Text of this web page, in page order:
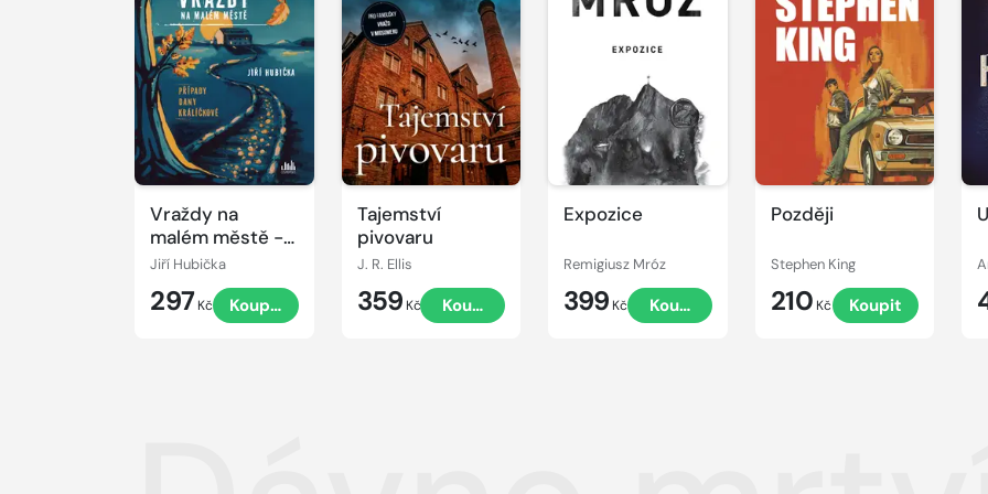
Vraždy na
malém městě -
Případy Dany
Králíčkové
Jiří Hubička
297Kč Koupit
Tajemství
pivovaru
J. R. Ellis
359 Kč Koupit
Expozice
Remigiusz Mróz
399 Kč Koupit
Později
Stephen King
210 Kč Koupit